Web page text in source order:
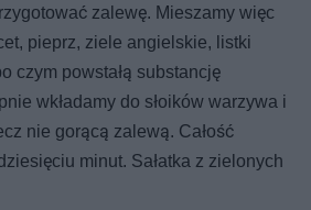
zalewę. Mieszamy więc
pieprz, ziele angielskie, listki
czym powstałą substancję
wkładamy do słoików warzywa i
nie gorącą zalewą. Całość
minut. Sałatka z zielonych